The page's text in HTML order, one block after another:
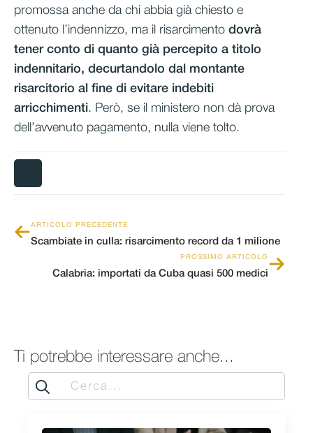
promossa anche da chi abbia già chiesto e
ottenuto l’indennizzo, ma il risarcimento dovrà
tener conto di quanto già percepito a titolo
indennitario, decurtandolo dal montante
risarcitorio al fine di evitare indebiti
arricchimenti. Però, se il ministero non dà prova
dell’avvenuto pagamento, nulla viene tolto.
ARTICOLO PRECEDENTE
Scambiate in culla: risarcimento record da 1 milione
PROSSIMO ARTICOLO
Calabria: importati da Cuba quasi 500 medici
Ti potrebbe interessare anche...
Search
for: